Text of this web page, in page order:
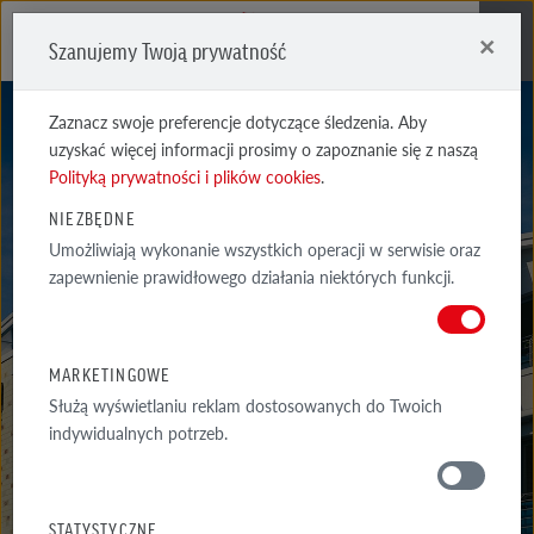
FORMBACK
Szanujemy Twoją prywatność ×
Zaznacz swoje preferencje dotyczące śledzenia. Aby
uzyskać więcej informacji prosimy o zapoznanie się z naszą
Polityką prywatności i plików cookies.
NIEZBĘDNE
Umożliwiają wykonanie wszystkich operacji w serwisie oraz
zapewnienie prawidłowego działania niektórych funkcji.
MARKETINGOWE
Służą wyświetlaniu reklam dostosowanych do Twoich
indywidualnych potrzeb.
STATYSTYCZNE